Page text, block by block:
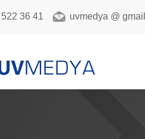
36 41 uvmedya @